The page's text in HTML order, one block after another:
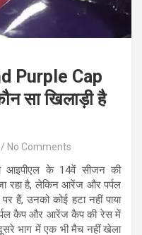
Purple Cap
सा खिलाड़ी है
No Comments
आइपीएल के 14वें सीजन की
रहा है, लेकिन आरेंज और पर्पल
हैं, उनको कोई हटा नहीं पाया
कैप और आरेंज कैप की रेस में
भाग में एक भी मैच नहीं खेला